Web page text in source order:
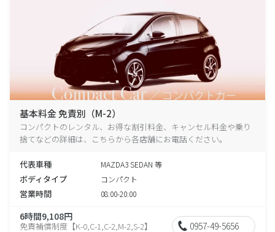
基本料金 免責別（M-2）
コンパクトのレンタル、お得な割引料金、キャンセル料金や乗り
捨てなどの詳細は、こちらから各店舗にお電話ください。
代表車種 MAZDA3 SEDAN 等
ボディタイプ コンパクト
営業時間 08:00-20:00
6時間9,108円
免責補償制度【K-0,C-1,C-2,M-2,S-2】 0957-49-5656